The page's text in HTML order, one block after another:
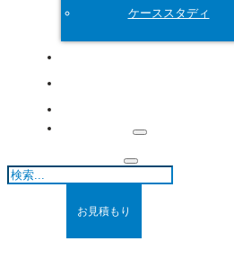
ケーススタディ
検
索
お見積もり